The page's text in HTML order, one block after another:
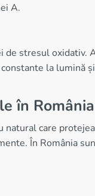
A.
stresul oxidativ.
la lumină
în România
care
În România